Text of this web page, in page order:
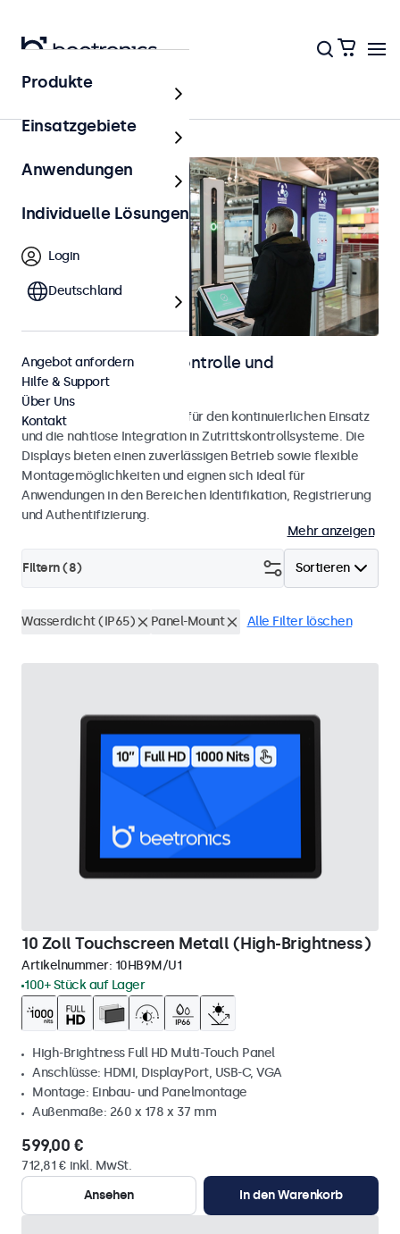
Startseite
Displays für Zutrittskontrolle und
Identifikation
Monitore und Touchscreens für den kontinuierlichen Einsatz
und die nahtlose Integration in Zutrittskontrollsysteme. Die
Displays bieten einen zuverlässigen Betrieb sowie flexible
Montagemöglichkeiten und eignen sich ideal für
Anwendungen in den Bereichen Identifikation, Registrierung
und Authentifizierung.
Mehr anzeigen
Sortieren
Filtern (8)
Wasserdicht (IP65) Panel-Mount Alle Filter löschen
10 Zoll Touchscreen Metall (High-Brightness)
Artikelnummer: 10HB9M/U1
100+ Stück auf Lager
High-Brightness Full HD Multi-Touch Panel
Anschlüsse: HDMI, DisplayPort, USB-C, VGA
Montage: Einbau- und Panelmontage
Außenmaße: 260 x 178 x 37 mm
599,00 €
712,81 € inkl. MwSt.
Ansehen
In den Warenkorb
Produkte
Einsatzgebiete
Anwendungen
Individuelle Lösungen
Login
Deutschland
Angebot anfordern
Hilfe & Support
Über Uns
Kontakt